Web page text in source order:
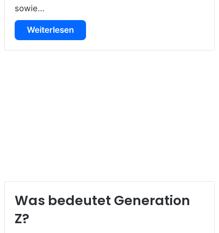
sowie…
Weiterlesen
Was bedeutet Generation
Z?